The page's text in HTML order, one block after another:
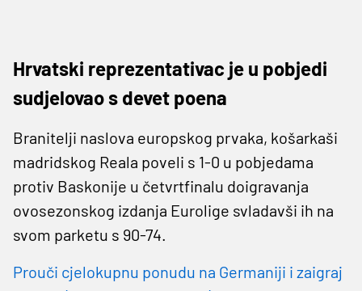
Hrvatski reprezentativac je u pobjedi
sudjelovao s devet poena
Branitelji naslova europskog prvaka, košarkaši
madridskog Reala poveli s 1-0 u pobjedama
protiv Baskonije u četvrtfinalu doigravanja
ovosezonskog izdanja Eurolige svladavši ih na
svom parketu s 90-74.
Prouči cjelokupnu ponudu na Germaniji i zaigraj